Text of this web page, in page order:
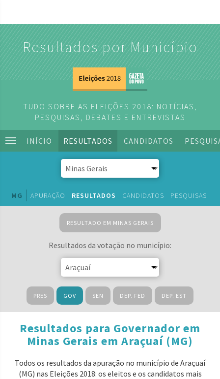
Resultados por Município
TUDO SOBRE AS ELEIÇÕES 2018: NOTÍCIAS,
PESQUISAS, DEBATES E ENTREVISTAS
INÍCIO RESULTADOS CANDIDATOS
MG APURAÇÃO RESULTADOS CANDIDATOS PESQUISAS
RESULTADO EM MINAS GERAIS
Resultados da votação no município:
PRES GOV SEN DEP. FED DEP. EST
Resultados para Governador em
Minas Gerais em Araçuaí (MG)
Todos os resultados da apuração no município de Araçuaí
(MG) nas Eleições 2018: os eleitos e os candidatos mais